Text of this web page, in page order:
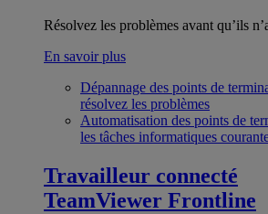
Résolvez les problèmes avant qu’ils
En savoir plus
Dépannage des points de
résolvez les problèmes
Automatisation des points de
les tâches informatiques
Travailleur connecté
TeamViewer Frontline